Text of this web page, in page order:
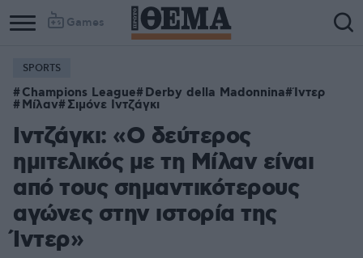
Games
Column
1
Column
2
SPORTS
Champions League Derby della Madonnina Ίντερ
Μίλαν Σιμόνε Ιντζάγκι
Ιντζάγκι: «Ο δεύτερος
ημιτελικός με τη Μίλαν είναι
από τους σημαντικότερους
αγώνες στην ιστορία της
Ίντερ»